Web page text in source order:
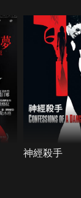
神經殺手